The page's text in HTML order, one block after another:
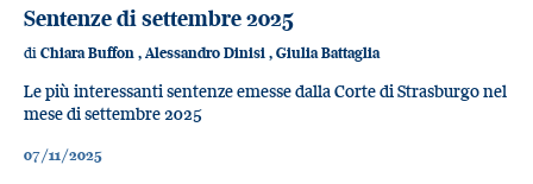
Sentenze di settembre 2025
di Chiara Buffon , Alessandro Dinisi , Giulia Battaglia
Le più interessanti sentenze emesse dalla Corte di Strasburgo nel
mese di settembre 2025
07/11/2025